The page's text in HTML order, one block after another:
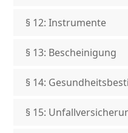
§ 12: Instrumente
§ 13: Bescheinigung
§ 14:
§ 15: